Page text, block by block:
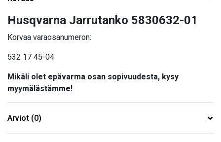
Husqvarna Jarrutanko 5830632-01
Korvaa varaosanumeron:
532 17 45-04
Mikäli olet epävarma osan sopivuudesta, kysy
myymälästämme!
Arviot (0)